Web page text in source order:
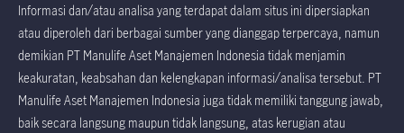
Informasi dan/atau analisa yang terdapat dalam situs ini dipersiapkan
atau diperoleh dari berbagai sumber yang dianggap terpercaya, namun
demikian PT Manulife Aset Manajemen Indonesia tidak menjamin
keakuratan, keabsahan dan kelengkapan informasi/analisa tersebut. PT
Manulife Aset Manajemen Indonesia juga tidak memiliki tanggung jawab,
baik secara langsung maupun tidak langsung, atas kerugian atau